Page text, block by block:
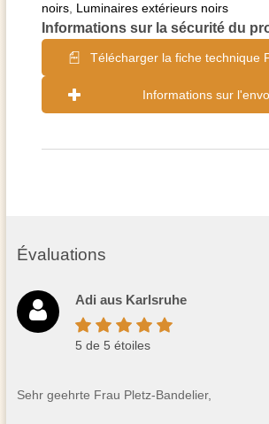
noirs Luminaires extérieurs noirs
Informations sur la sécurité du
Télécharger la fiche technique
Informations sur
Évaluations
Adi aus Karlsruhe
5 de 5 étoiles
Sehr geehrte Frau Pletz-Bandelier,